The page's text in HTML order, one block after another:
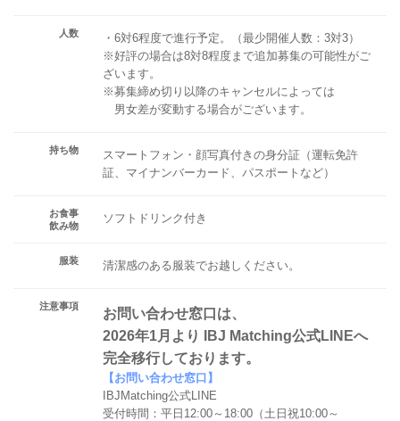
人数
・6対6程度で進行予定。（最少開催人数：3対3）
※好評の場合は8対8程度まで追加募集の可能性がご
ざいます。
※募集締め切り以降のキャンセルによっては
男女差が変動する場合がございます。
持ち物
スマートフォン・顔写真付きの身分証（運転免許
証、マイナンバーカード、パスポートなど）
お食事
飲み物
ソフトドリンク付き
服装 清潔感のある服装でお越しください。
注意事項
お問い合わせ窓口は、
2026年1月より IBJ Matching公式LINEへ
完全移行しております。
【お問い合わせ窓口】
IBJMatching公式LINE
受付時間：平日12:00～18:00（土日祝10:00～